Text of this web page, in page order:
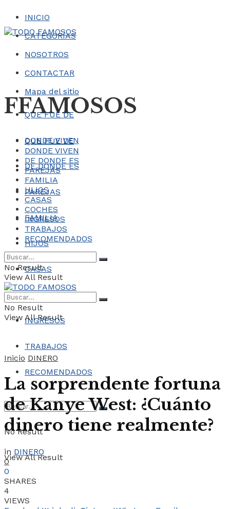
INICIO
CATEGORÍAS
NOSOTROS
CONTACTAR
Mapa del sitio
FFAMOSOS
QUE FUE DE
DONDE VIVEN
DE DONDE ES
PAREJAS
FAMILIA
HIJOS
CASAS
COCHES
INGRESOS
TRABAJOS
RECOMENDADOS
No Result
View All Result
QUE FUE DE
DONDE VIVEN
DE DONDE ES
PAREJAS
FAMILIA
HIJOS
CASAS
COCHES
INGRESOS
TRABAJOS
RECOMENDADOS
No Result
View All Result
No Result
View All Result
Inicio DINERO
La sorprendente fortuna
de Kanye West: ¿Cuánto
dinero tiene realmente?
in DINERO
0
0
SHARES
4
VIEWS